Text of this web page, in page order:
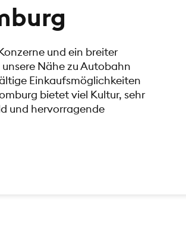
und ein breiter
Nähe zu Autobahn
Einkaufsmöglichkeiten
bietet viel Kultur, sehr
und hervorragende